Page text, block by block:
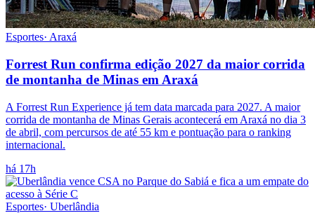
Esportes· Araxá
Forrest Run confirma edição 2027 da maior corrida
de montanha de Minas em Araxá
A Forrest Run Experience já tem data marcada para 2027. A maior
corrida de montanha de Minas Gerais acontecerá em Araxá no dia 3
de abril, com percursos de até 55 km e pontuação para o ranking
internacional.
há 17h
Esportes· Uberlândia